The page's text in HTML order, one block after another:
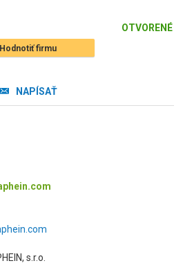
OTVORENÉ
Hodnotiť firmu
NAPÍSAŤ
s.r.o.